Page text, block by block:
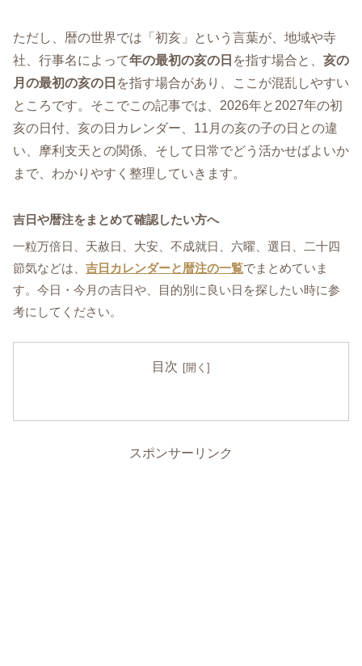
ただし、暦の世界では「初亥」という言葉が、地域や寺
社、行事名によって年の最初の亥の日 を指す場合と、 亥の
月の最初の亥の日 を指す場合があり、ここが混乱しやすい
ところです。そこでこの記事では、2026年と2027年の初
亥の日付、亥の日カレンダー、11月の亥の子の日との違
い、摩利支天との関係、そして日常でどう活かせばよいか
まで、わかりやすく整理していきます。
吉日や暦注をまとめて確認したい方へ
一粒万倍日、天赦日、大安、不成就日、六曜、選日、二十四
節気などは、 吉日カレンダーと暦注の一覧でまとめていま
す。今日・今月の吉日や、目的別に良い日を探したい時に参
考にしてください。
目次
スポンサーリンク